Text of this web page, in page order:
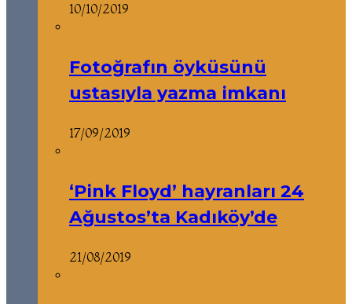
10/10/2019
Fotoğrafın öyküsünü
ustasıyla yazma imkanı
17/09/2019
‘Pink Floyd’ hayranları 24
Ağustos’ta Kadıköy’de
21/08/2019